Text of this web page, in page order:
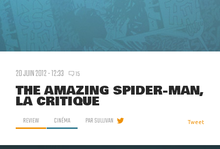
20 JUIN 2012 - 12:33 15
THE AMAZING SPIDER-MAN,
LA CRITIQUE
REVIEW CINÉMA PARSULLIVAN Tweet